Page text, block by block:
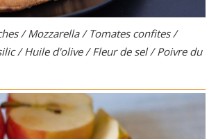
/ Mozzarella / Tomates confites /
/ Huile d'olive / Fleur de sel / Poivre du